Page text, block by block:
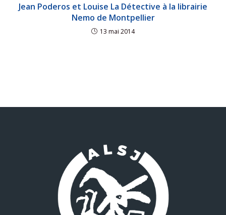
Jean Poderos et Louise La Détective à la librairie
Nemo de Montpellier
13 mai 2014